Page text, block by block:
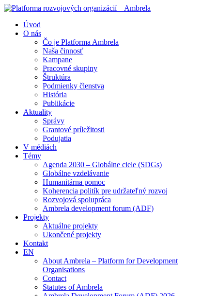
Úvod
O nás
Čo je Platforma Ambrela
Naša činnosť
Kampane
Pracovné skupiny
Štruktúra
Podmienky členstva
História
Publikácie
Aktuality
Správy
Grantové príležitosti
Podujatia
V médiách
Témy
Agenda 2030 – Globálne ciele (SDGs)
Globálne vzdelávanie
Humanitárna pomoc
Koherencia politík pre udržateľný rozvoj
Rozvojová spolupráca
Ambrela development forum (ADF)
Projekty
Aktuálne projekty
Ukončené projekty
Kontakt
EN
About Ambrela – Platform for Development
Organisations
Contact
Statutes of Ambrela